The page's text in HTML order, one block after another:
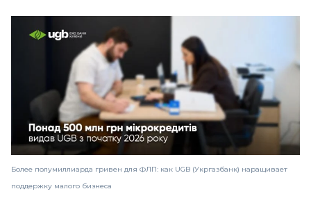
Более полумиллиарда гривен для ФЛП: как UGB (Укргазбанк) наращивает
поддержку малого бизнеса